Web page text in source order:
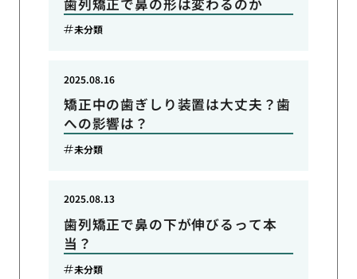
未分類
矯正中の歯ぎしり装置は大丈夫？歯
への影響は？
2025.08.16
未分類
歯列矯正で鼻の下が伸びるって本
当？
2025.08.13
未分類